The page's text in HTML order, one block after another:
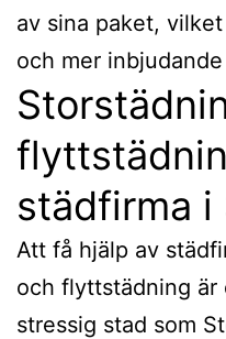
av sina paket,
och mer
städfirma i
Att få hjälp av
och flyttstädning är
stressig stad som